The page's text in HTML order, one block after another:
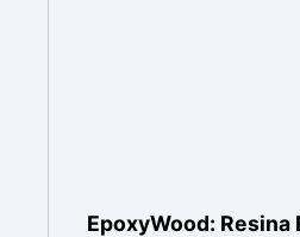
EpoxyWood: Resina